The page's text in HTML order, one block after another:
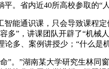
省内近40所高校参取的“
通识课，只会导致课程定
多”，讲课团队开辟了“机
论多、案例讲授少；“什么是
”湖南某大学研究生林同